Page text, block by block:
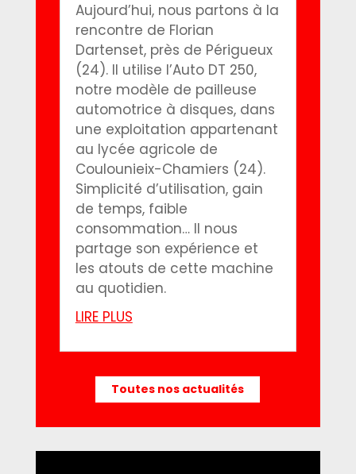
Aujourd’hui, nous partons à la
rencontre de Florian
Dartenset, près de Périgueux
(24). Il utilise l’Auto DT 250,
notre modèle de pailleuse
automotrice à disques, dans
une exploitation appartenant
au lycée agricole de
Coulounieix-Chamiers (24).
Simplicité d’utilisation, gain
de temps, faible
consommation… Il nous
partage son expérience et
les atouts de cette machine
au quotidien.
LIRE PLUS
Toutes nos actualités